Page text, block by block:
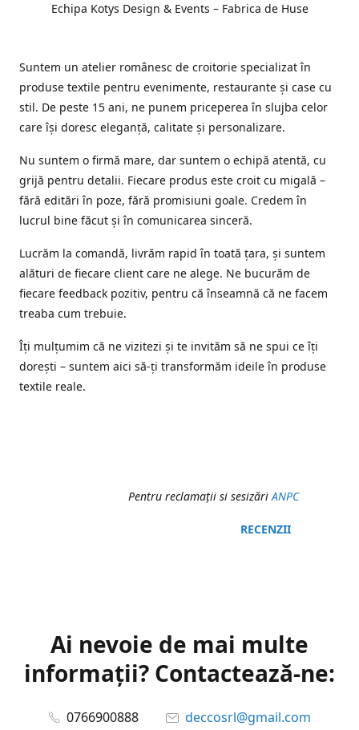
Echipa Kotys Design & Events – Fabrica de Huse
Suntem un atelier românesc de croitorie specializat în
produse textile pentru evenimente, restaurante și case cu
stil. De peste 15 ani, ne punem priceperea în slujba celor
care își doresc eleganță, calitate și personalizare.
Nu suntem o firmă mare, dar suntem o echipă atentă, cu
grijă pentru detalii. Fiecare produs este croit cu migală –
fără editări în poze, fără promisiuni goale. Credem în
lucrul bine făcut și în comunicarea sinceră.
Lucrăm la comandă, livrăm rapid în toată țara, și suntem
alături de fiecare client care ne alege. Ne bucurăm de
fiecare feedback pozitiv, pentru că înseamnă că ne facem
treaba cum trebuie.
Îți mulțumim că ne vizitezi și te invităm să ne spui ce îți
dorești – suntem aici să-ți transformăm ideile în produse
textile reale.
Pentru reclamaţii si sesizăriANPC
RECENZII
Ai nevoie de mai multe
informații? Contactează-ne:
0766900888 deccosrl@gmail.com